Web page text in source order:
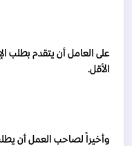
على العامل أن يتقدم بطلب
الأقل.
وأخيراً لصاحب العمل أن